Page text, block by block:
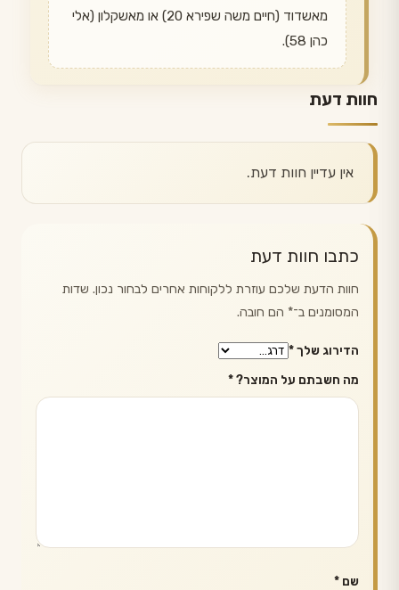
מאשדוד (חיים משה שפירא 20) או מאשקלון (אלי
כהן 58).
חוות דעת
אין עדיין חוות דעת.
כתבו חוות דעת
חוות הדעת שלכם עוזרת ללקוחות אחרים לבחור נכון. שדות
המסומנים ב־* הם חובה.
הדירוג שלך*
מה חשבתם על המוצר?*
שם *